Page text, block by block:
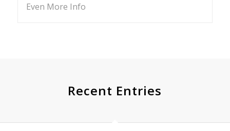
Even More Info
Recent Entries